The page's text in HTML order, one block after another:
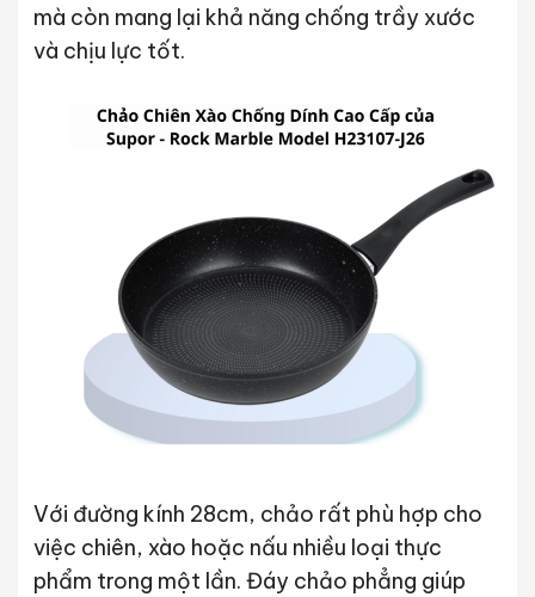
mà còn mang lại khả năng chống trầy xước
và chịu lực tốt.
Với đường kính 28cm, chảo rất phù hợp cho
việc chiên, xào hoặc nấu nhiều loại thực
phẩm trong một lần. Đáy chảo phẳng giúp